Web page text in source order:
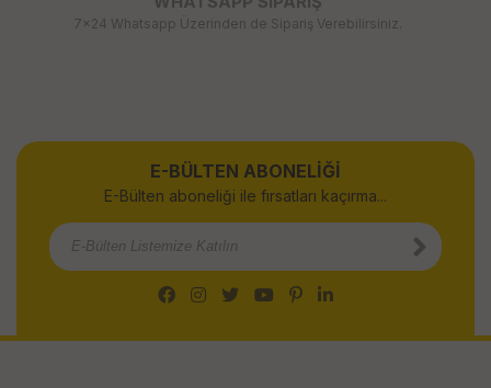
7x24 Whatsapp Üzerinden de Sipariş Verebilirsiniz.
E-BÜLTEN ABONELİĞİ
E-Bülten aboneliği ile fırsatları kaçırma...